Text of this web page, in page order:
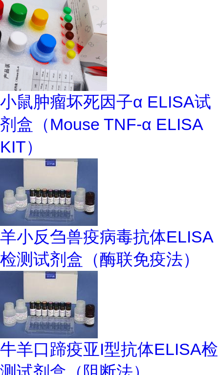
小鼠肿瘤坏死因子α ELISA试
剂盒（Mouse TNF-α ELISA
KIT）
羊小反刍兽疫病毒抗体ELISA
检测试剂盒（酶联免疫法）
牛羊口蹄疫亚I型抗体ELISA检